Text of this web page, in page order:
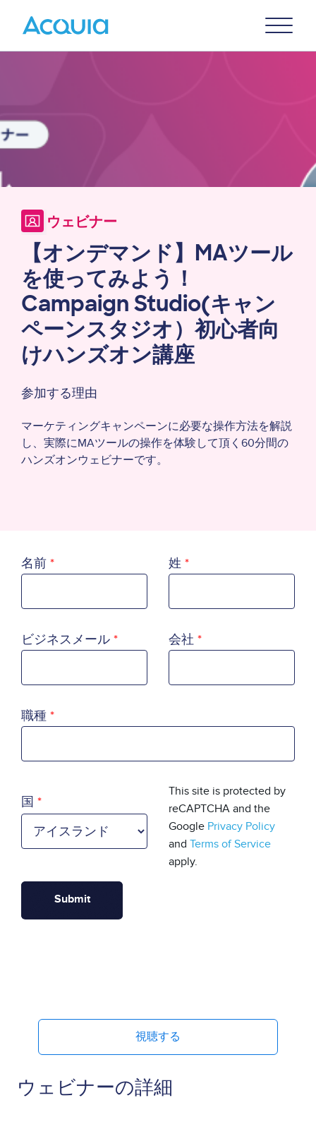
Menu
ウェビナー
【オンデマンド】MAツール
を使ってみよう！
Campaign Studio(キャン
ペーンスタジオ）初心者向
けハンズオン講座
参加する理由
マーケティングキャンペーンに必要な操作方法を解説
し、実際にMAツールの操作を体験して頂く60分間の
ハンズオンウェビナーです。
名前 姓
ビジネスメール 会社
職種
国
This site is protected by
reCAPTCHA and the
Google Privacy Policy
and Terms of Service
apply.
視聴する
ウェビナーの詳細